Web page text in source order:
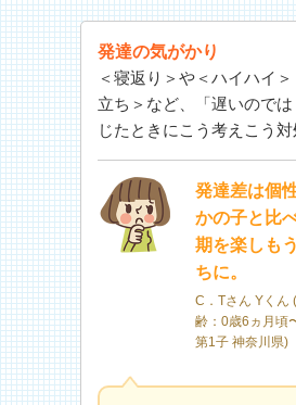
発達の気がかり
＜寝返り＞や＜ハイハイ
立ち＞など、「遅いので
じたときにこう考えこう
発達差は個
かの子と比
期を楽しも
ちに。
C．Tさん Yくん
齢：0歳6ヵ月頃
第1子 神奈川県)